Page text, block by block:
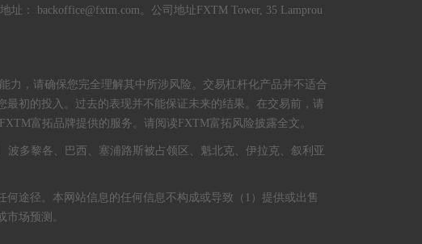
址： backoffice@fxtm.com。公司地址FXTM Tower, 35 Lamprou
力，请确保您完全理解其中所涉风险。交易杠杆化产品并不适合
初的投入。过去的表现并不能保证未来的结果。在交易前，请
富拓品牌提供的服务。请阅读FXTM富拓风险披露全文。
多黎各、巴西、塞浦路斯被占领区、魁北克、伊拉克、叙利亚
途径。本网站信息的任何信息不构成或导致（1）提供或出售
场预测。